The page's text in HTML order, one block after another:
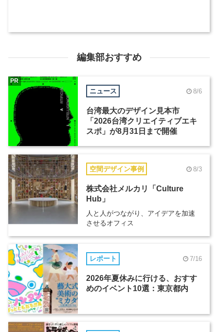
編集部おすすめ
ニュース 8/6
台湾最大のデザイン見本市
「2026台湾クリエイティブエキ
スポ」が8月31日まで開催
PR
空間デザイン事例 8/3
株式会社メルカリ「Culture
Hub」
人と人がつながり、アイデアを加速
させるオフィス
レポート 7/16
2026年夏休みに行ける、おすす
めのイベント10選：東京都内